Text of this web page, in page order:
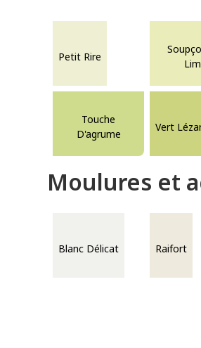
Petit Rire
Touche
D'agrume
Vert
Moulures et
Blanc Délicat Raifort